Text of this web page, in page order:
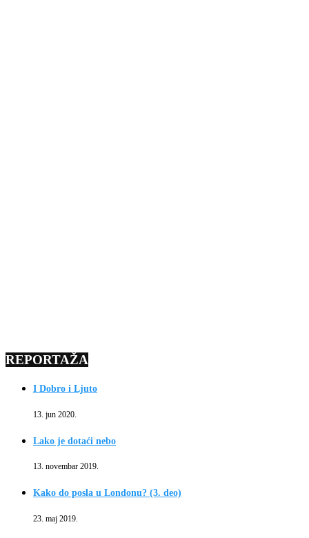
REPORTAŽA
I Dobro i Ljuto
13. jun 2020.
Lako je dotaći nebo
13. novembar 2019.
Kako do posla u Londonu? (3. deo)
23. maj 2019.